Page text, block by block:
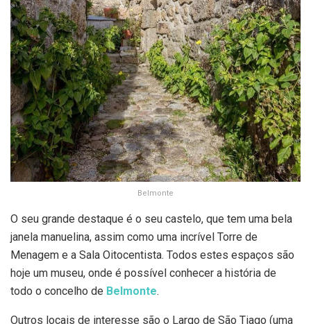
Belmonte
O seu grande destaque é o seu castelo, que tem uma bela
janela manuelina, assim como uma incrível Torre de
Menagem e a Sala Oitocentista. Todos estes espaços são
hoje um museu, onde é possível conhecer a história de
todo o concelho de Belmonte.
Outros locais de interesse são o Largo de São Tiago (uma